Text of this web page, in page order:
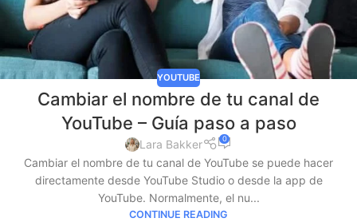
YOUTUBE
Cambiar el nombre de tu canal de
YouTube – Guía paso a paso
Lara Bakker 0
Cambiar el nombre de tu canal de YouTube se puede hacer
directamente desde YouTube Studio o desde la app de
YouTube. Normalmente, el nu...
CONTINUE READING